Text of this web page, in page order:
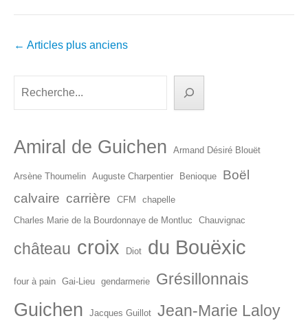
Navigation
← Articles plus anciens
Amiral de Guichen Armand Désiré Blouët
Arsène Thoumelin Auguste Charpentier Benioque
Boël
calvaire carrière CFM
chapelle
Charles Marie de la Bourdonnaye de Montluc
Chauvignac
château croix Diot du Bouëxic
four à pain Gai-Lieu gendarmerie Grésillonnais
Guichen Jacques Guillot Jean-Marie Laloy